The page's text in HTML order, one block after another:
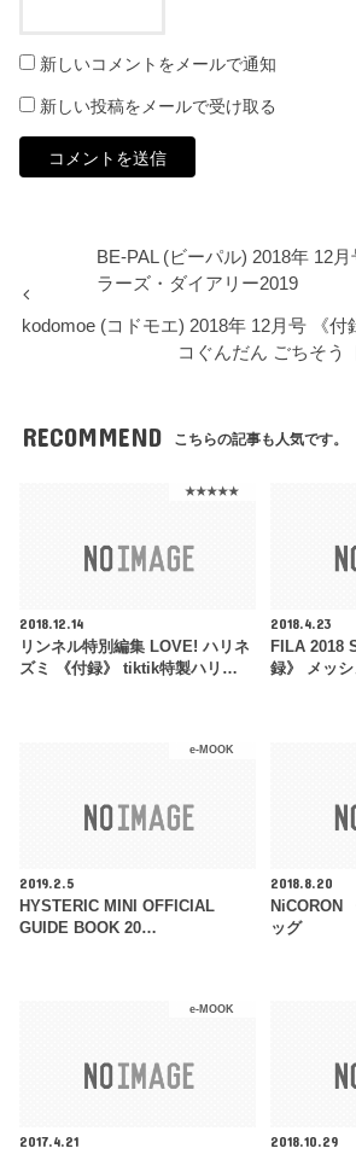
新しいコメントをメールで通知
新しい投稿をメールで受け取る
BE-PAL (ビーパル) 2018年 12
ラーズ・ダイアリー2019
kodomoe (コドモエ) 2018年 12月号 《付
コぐんだん ごちそう
RECOMMEND こちらの記事も人気です。
★★★★★
2018.12.14
リンネル特別編集 LOVE! ハリネ
ズミ 《付録》 tiktik特製ハリ…
2018.4.23
FILA 2018
録》 メッ
e-MOOK
2019.2.5
HYSTERIC MINI OFFICIAL
GUIDE BOOK 20…
2018.8.20
NiCORON
ッグ
e-MOOK
2017.4.21
2018.10.29